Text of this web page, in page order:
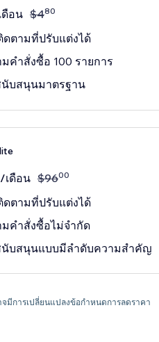
ดือน $480
ตามที่ปรับแต่งได้
คำสั่งซื้อ 100 รายการ
นับสนุนมาตรฐาน
/เดือน $9600
ตามที่ปรับแต่งได้
คำสั่งซื้อไม่จำกัด
นับสนุนแบบมีลำดับความสำคัญ
มีการเปลี่ยนแปลงข้อกำหนดการลดราคา